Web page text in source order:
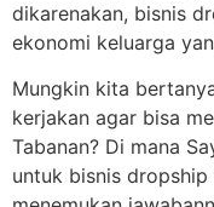
dikarenakan, bisnis
ekonomi keluarga
Mungkin kita
kerjakan agar bisa
Tabanan? Di mana
untuk bisnis dropship